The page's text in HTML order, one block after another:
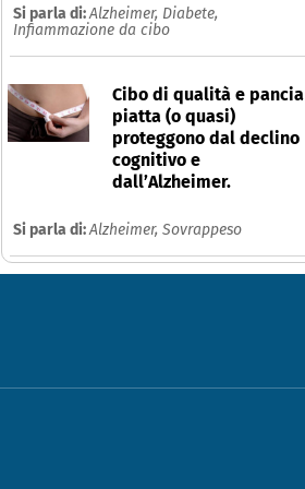
Si parla di:Alzheimer, Diabete,
Infiammazione da cibo
Cibo di qualità e pancia
piatta (o quasi)
proteggono dal declino
cognitivo e
dall’Alzheimer.
Si parla di:Alzheimer, Sovrappeso